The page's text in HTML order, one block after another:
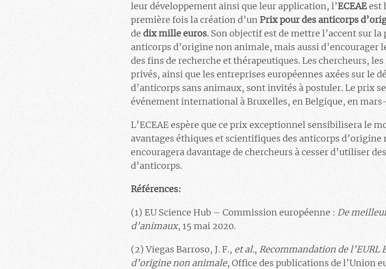
leur développement ainsi que leur application, l’ECEAEest
première fois la création d’un Prix pour des anticorps
de dix mille euros. Son objectif est de mettre l’accent sur
anticorps d’origine non animale, mais aussi
des fins de recherche et thérapeutiques. Les chercheurs,
privés, ainsi que les entreprises européennes axées sur le
d’anticorps sans animaux, sont invités à postuler. Le prix
événement international à Bruxelles, en Belgique, en
L’ECEAE espère que ce prix exceptionnel sensibilisera le
avantages éthiques et scientifiques des anticorps d’origine
encouragera davantage de chercheurs à cesser d’utiliser
d’anticorps.
Références:
(1) EU Science Hub – Commission européenne : De
d’animaux, 15 mai 2020.
(2) Viegas Barroso, J. F., et al., Recommandation de l’EURL
d’origine non animale, Office des publications de l’Union